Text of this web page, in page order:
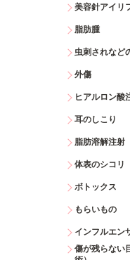
美容針アイリ
脂肪腫
虫刺されなど
外傷
ヒアルロン酸
耳のしこり
脂肪溶解注射
体表のシコリ
ボトックス
もらいもの
インフルエン
傷が残らない